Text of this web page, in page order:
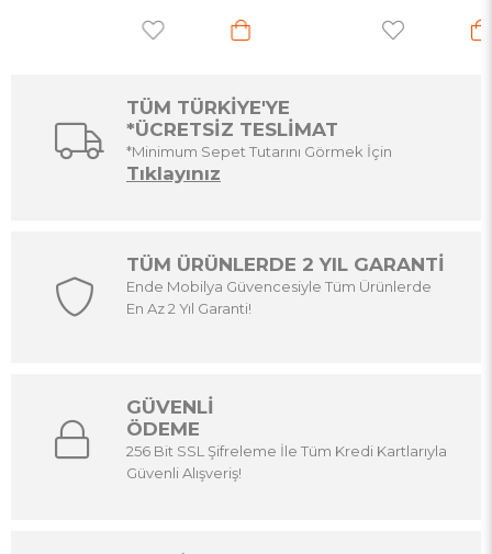
TÜM TÜRKİYE'YE
*ÜCRETSİZ TESLİMAT
*Minimum Sepet Tutarını Görmek İçin
Tıklayınız
TÜM ÜRÜNLERDE 2 YIL GARANTİ
Ende Mobilya Güvencesiyle Tüm Ürünlerde
En Az 2 Yıl Garanti!
GÜVENLİ
ÖDEME
256 Bit SSL Şifreleme İle Tüm Kredi Kartlarıyla
Güvenli Alışveriş!